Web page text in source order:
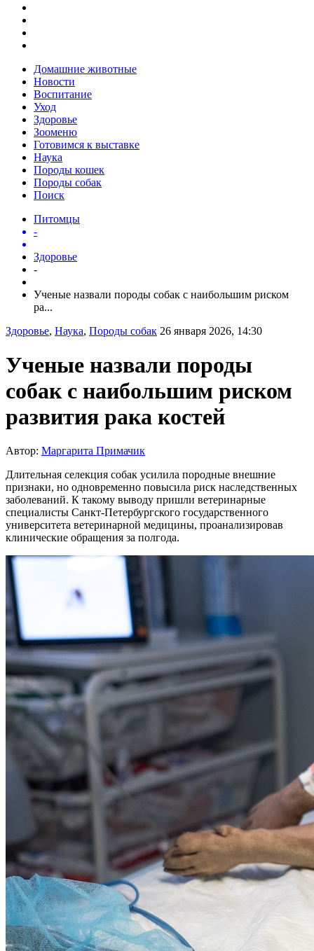
Домашние животные
Новости
Воспитание
Уход
Здоровье
Зооменю
Готовимся к выставке
Наука
Породы кошек
Породы собак
Поиск
Питомцы
-
Здоровье
-
Ученые назвали породы собак с наибольшим риском
ра...
Здоровье, Наука, Породы собак 26 января 2026, 14:30
Ученые назвали породы
собак с наибольшим риском
развития рака костей
Автор: Маргарита Примачик
Длительная селекция собак усилила породные внешние
признаки, но одновременно повысила риск наследственных
заболеваний. К такому выводу пришли ветеринарные
специалисты Санкт-Петербургского государственного
университета ветеринарной медицины, проанализировав
клинические обращения за полгода.